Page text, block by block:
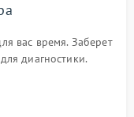
вас время. Заберет
диагностики.